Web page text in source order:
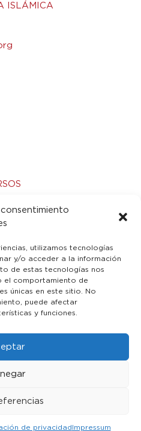
utilizamos tecnologías
y/o acceder a la información
de estas tecnologías nos
el comportamiento de
únicas en este sitio. No
puede afectar
y funciones.
de privacidadImpressum
ISLÁMICA
los derechos reservados